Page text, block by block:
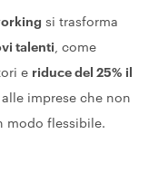
si trasforma
talenti, come
e riduce del 25% il
imprese che non
modo flessibile.